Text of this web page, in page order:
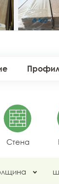
Стена